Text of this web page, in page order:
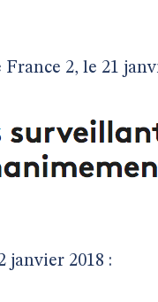
2, le 21
janvier 2018 :